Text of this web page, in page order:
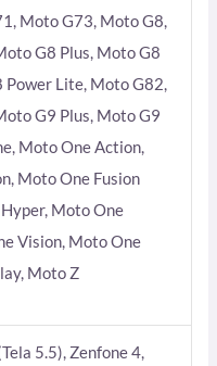
Moto G73, Moto G8,
G8 Plus, Moto G8
Power Lite, Moto G82,
G9 Plus, Moto G9
Moto One Action,
Moto One Fusion
Moto One
Vision, Moto One
Moto Z
5.5), Zenfone 4,